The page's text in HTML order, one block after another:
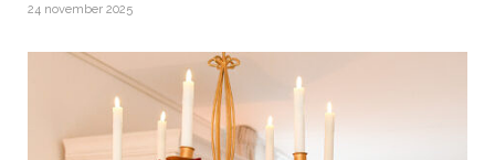
24 november 2025